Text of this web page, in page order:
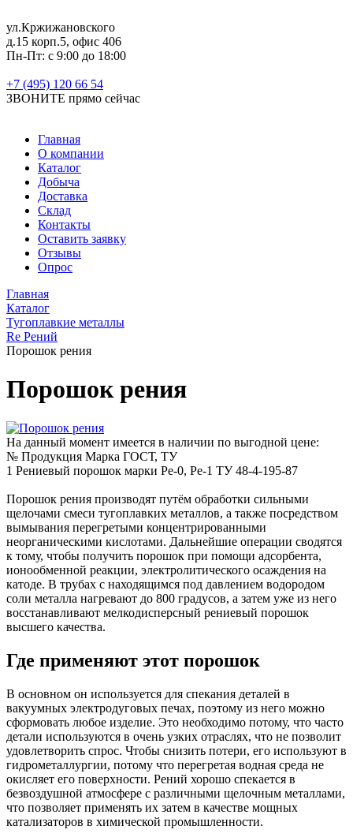
ул.Кржижановского
д.15 корп.5, офис 406
Пн-Пт: с 9:00 до 18:00
+7 (495) 120 66 54
ЗВОНИТЕ прямо сейчас
Главная
О компании
Каталог
Добыча
Доставка
Склад
Контакты
Оставить заявку
Отзывы
Опрос
Главная
Каталог
Тугоплавкие металлы
Re Рений
Порошок рения
Порошок рения
На данный момент имеется в наличии по выгодной цене:
№ Продукция Марка ГОСТ, ТУ
1 Рениевый порошок марки Ре-0, Ре-1 ТУ 48-4-195-87
Порошок рения производят путём обработки сильными
щелочами смеси тугоплавких металлов, а также посредством
вымывания перегретыми концентрированными
неорганическими кислотами. Дальнейшие операции сводятся
к тому, чтобы получить порошок при помощи адсорбента,
ионообменной реакции, электролитического осаждения на
катоде. В трубах с находящимся под давлением водородом
соли металла нагревают до 800 градусов, а затем уже из него
восстанавливают мелкодисперсный рениевый порошок
высшего качества.
Где применяют этот порошок
В основном он используется для спекания деталей в
вакуумных электродуговых печах, поэтому из него можно
сформовать любое изделие. Это необходимо потому, что часто
детали используются в очень узких отраслях, что не позволит
удовлетворить спрос. Чтобы снизить потери, его используют в
гидрометаллургии, потому что перегретая водная среда не
окисляет его поверхности. Рений хорошо спекается в
безвоздушной атмосфере с различными щелочным металлами,
что позволяет применять их затем в качестве мощных
катализаторов в химической промышленности.